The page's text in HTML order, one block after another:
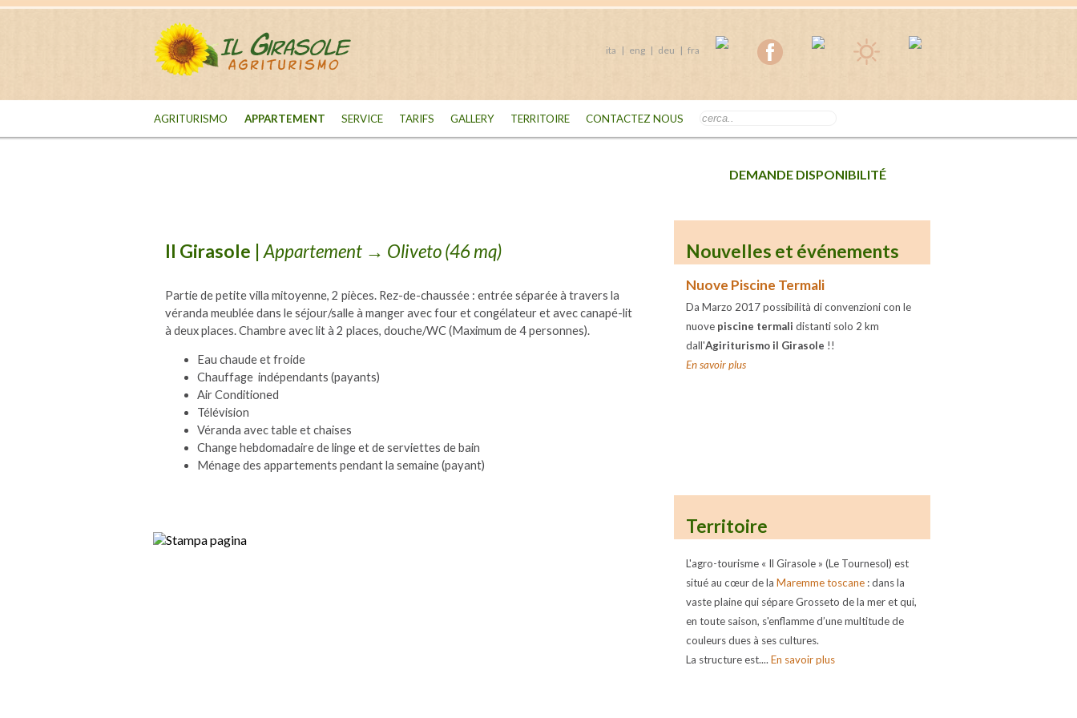
ita | eng | deu | fra
AGRITURISMO APPARTEMENT SERVICE TARIFS GALLERY TERRITOIRE CONTACTEZ NOUS
DEMANDE DISPONIBILITÉ
Il Girasole Appartement → Oliveto (46 mq)
Partie de petite villa mitoyenne, 2 pièces. Rez-de-chaussée : entrée séparée à travers la
véranda meublée dans le séjour/salle à manger avec four et congélateur et avec canapé-lit
à deux places. Chambre avec lit à 2 places, douche/WC (Maximum de 4 personnes).
Eau chaude et froide
Chauffage indépendants (payants)
Air Conditioned
Télévision
Véranda avec table et chaises
Change hebdomadaire de linge et de serviettes de bain
Ménage des appartements pendant la semaine (payant)
Nouvelles et événements
Nuove Piscine Termali
Da Marzo 2017 possibilità di convenzioni con le
nuove piscine termali distanti solo 2 km
dall'Agiriturismo il Girasole !!
En savoir plus
Territoire
L'agro-tourisme « Il Girasole » (Le Tournesol) est
situé au cœur de la Maremme toscane : dans la
vaste plaine qui sépare Grosseto de la mer et qui,
en toute saison, s'enflamme d’une multitude de
couleurs dues à ses cultures.
La structure est.... En savoir plus